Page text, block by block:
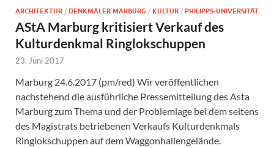
ARCHITEKTUR / DENKMÄLER MARBURG / KULTUR / PHILIPPS-UNIVERSITÄT
AStA Marburg kritisiert Verkauf des
Kulturdenkmal Ringlokschuppen
23. Juni 2017
Marburg 24.6.2017 (pm/red) Wir veröffentlichen
nachstehend die ausführliche Pressemitteilung des Asta
Marburg zum Thema und der Problemlage bei dem seitens
des Magistrats betriebenen Verkaufs Kulturdenkmals
Ringlokschuppen auf dem Waggonhallengelände.